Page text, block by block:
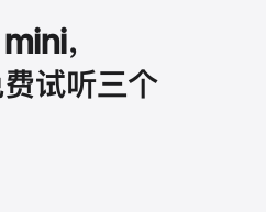
，
试听三个